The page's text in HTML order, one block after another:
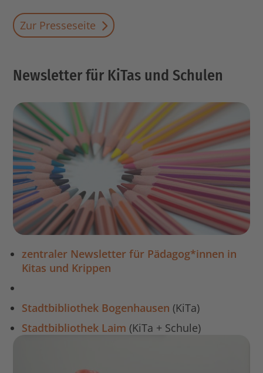
Zur Presseseite
Newsletter für KiTas und Schulen
zentraler Newsletter für Pädagog*innen in
Kitas und Krippen
Stadtbibliothek Bogenhausen (KiTa)
Stadtbibliothek Laim (KiTa + Schule)